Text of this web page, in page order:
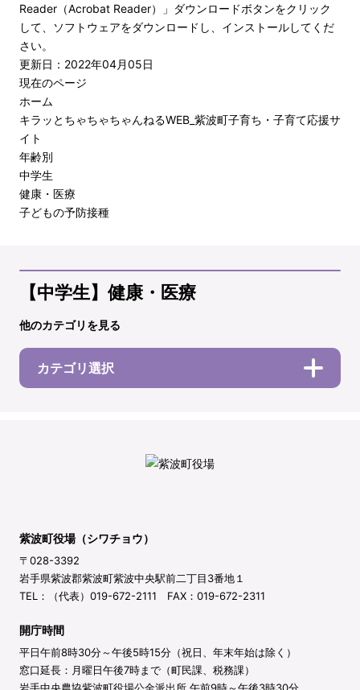
Reader（Acrobat Reader）」ダウンロードボタンをクリック
して、ソフトウェアをダウンロードし、インストールしてくだ
さい。
更新日：2022年04月05日
現在のページ
ホーム
キラッとちゃちゃちゃんねるWEB_紫波町子育ち・子育て応援サ
イト
年齢別
中学生
健康・医療
子どもの予防接種
【中学生】健康・医療
他のカテゴリを見る
カテゴリ選択
紫波町役場（シワチョウ）
〒028-3392
岩手県紫波郡紫波町紫波中央駅前二丁目3番地１
TEL：（代表）019-672-2111 FAX：019-672-2311
開庁時間
平日午前8時30分～午後5時15分（祝日、年末年始は除く）
窓口延長：月曜日午後7時まで（町民課、税務課）